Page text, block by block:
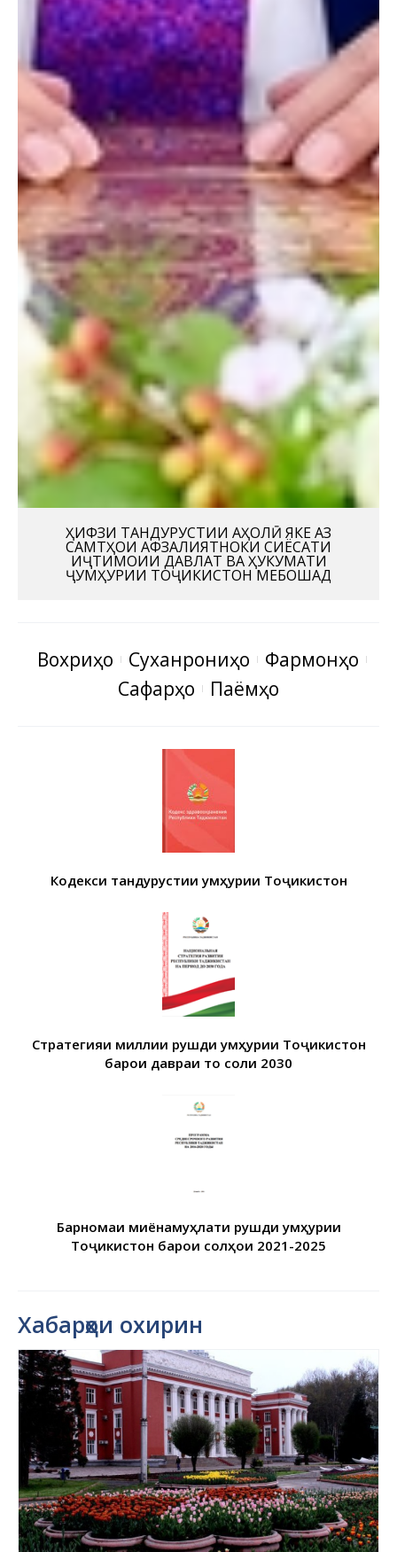
ҲИФЗИ ТАНДУРУСТИИ АҲОЛӢ ЯКЕ АЗ
САМТҲОИ АФЗАЛИЯТНОКИ СИЁСАТИ
ИҶТИМОИИ ДАВЛАТ ВА ҲУКУМАТИ
ҶУМҲУРИИ ТОҶИКИСТОН МЕБОШАД
Вохӯриҳо Суханрониҳо
Фармонҳо
Сафарҳо
Паёмҳо
Кодекси тандурустии Ҷумҳурии Тоҷикистон
Стратегияи миллии рушди Ҷумҳурии Тоҷикистон
барои давраи то соли 2030
Барномаи миёнамуҳлати рушди Ҷумҳурии
Тоҷикистон барои солҳои 2021-2025
Хабарҳои охирин